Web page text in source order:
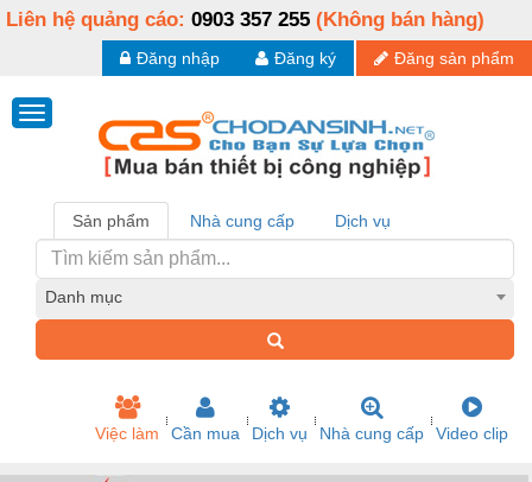
Liên hệ quảng cáo: 0903 357 255 (Không bán hàng)
Đăng sản phẩm
Đăng ký
Đăng nhập
Sản phẩm Nhà cung cấp Dịch vụ
Danh mục
Việc làm Cần mua Dịch vụ Nhà cung cấp Video clip